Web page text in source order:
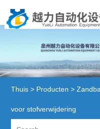
Thuis > Producten >
voor stofverwijdering